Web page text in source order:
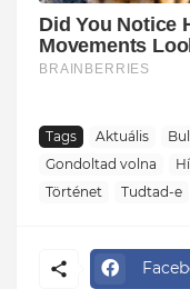
Tags Aktuális
Gondoltad volna
Történet
Tudtad-e